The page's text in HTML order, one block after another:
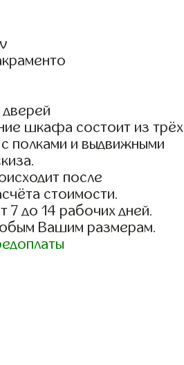
шкафа состоит из трёх
полками и выдвижными
после
стоимости.
7 до 14 рабочих дней.
Вашим размерам.